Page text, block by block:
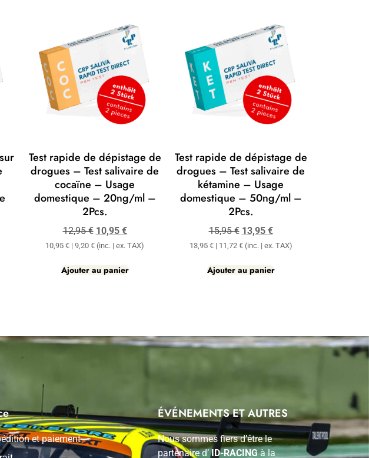
Test rapide de dépistage de
drogues – Test salivaire de
cocaïne – Usage
domestique – 20ng/ml –
2Pcs.
12,95€ 10,95 €
10,95 € | 9,20 € (inc. | ex. TAX)
Ajouter au panier
Test rapide de dépistage de
drogues – Test salivaire de
kétamine – Usage
domestique – 50ng/ml –
2Pcs.
15,95€ 13,95 €
13,95 €| 11,72 €(inc. | ex. TAX)
Ajouter au panier
et paiement
ÉVÉNEMENTS ET AUTRES
Nous sommes fiers d’être le
partenaire d’ID-RACINGà la